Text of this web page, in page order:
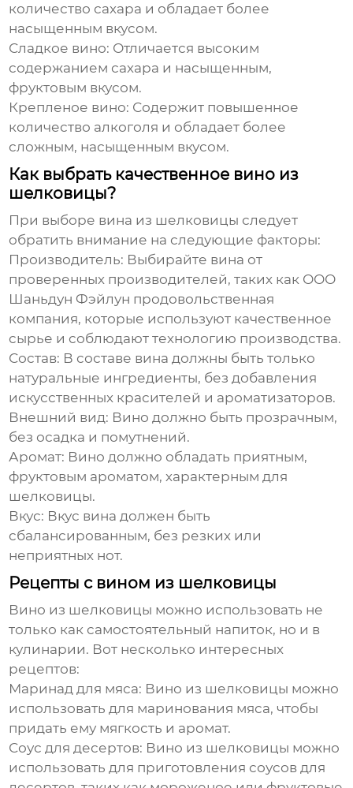
количество сахара и обладает более
насыщенным вкусом.
Сладкое вино: Отличается высоким
содержанием сахара и насыщенным,
фруктовым вкусом.
Крепленое вино: Содержит повышенное
количество алкоголя и обладает более
сложным, насыщенным вкусом.
Как выбрать качественное вино из
шелковицы?
При выборе вина из шелковицы следует
обратить внимание на следующие факторы:
Производитель: Выбирайте вина от
проверенных производителей, таких как ООО
Шаньдун Фэйлун продовольственная
компания, которые используют качественное
сырье и соблюдают технологию производства.
Состав: В составе вина должны быть только
натуральные ингредиенты, без добавления
искусственных красителей и ароматизаторов.
Внешний вид: Вино должно быть прозрачным,
без осадка и помутнений.
Аромат: Вино должно обладать приятным,
фруктовым ароматом, характерным для
шелковицы.
Вкус: Вкус вина должен быть
сбалансированным, без резких или
неприятных нот.
Рецепты с вином из шелковицы
Вино из шелковицы можно использовать не
только как самостоятельный напиток, но и в
кулинарии. Вот несколько интересных
рецептов:
Маринад для мяса: Вино из шелковицы можно
использовать для маринования мяса, чтобы
придать ему мягкость и аромат.
Соус для десертов: Вино из шелковицы можно
использовать для приготовления соусов для